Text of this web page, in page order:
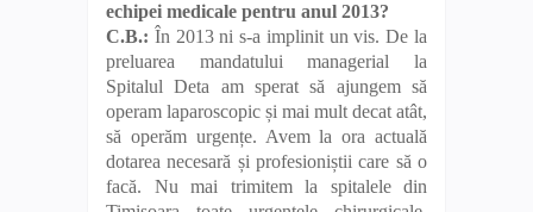
echipei medicale pentru anul 2013?
C.B.: În 2013 ni s-a implinit un vis. De la
preluarea mandatului managerial la
Spitalul Deta am sperat să ajungem să
operam laparoscopic și mai mult decat atât,
să operăm urgențe. Avem la ora actuală
dotarea necesară și profesioniștii care să o
facă. Nu mai trimitem la spitalele din